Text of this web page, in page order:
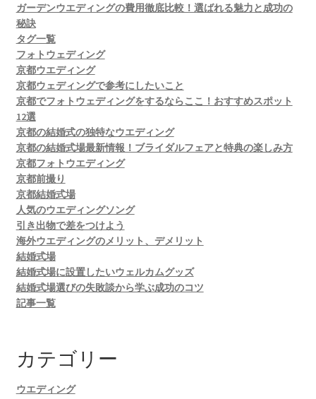
ガーデンウエディングの費用徹底比較！選ばれる魅力と成功の
秘訣
タグ一覧
フォトウェディング
京都ウエディング
京都ウェディングで参考にしたいこと
京都でフォトウェディングをするならここ！おすすめスポット
12選
京都の結婚式の独特なウエディング
京都の結婚式場最新情報！ブライダルフェアと特典の楽しみ方
京都フォトウエディング
京都前撮り
京都結婚式場
人気のウエディングソング
引き出物で差をつけよう
海外ウエディングのメリット、デメリット
結婚式場
結婚式場に設置したいウェルカムグッズ
結婚式場選びの失敗談から学ぶ成功のコツ
記事一覧
カテゴリー
ウエディング